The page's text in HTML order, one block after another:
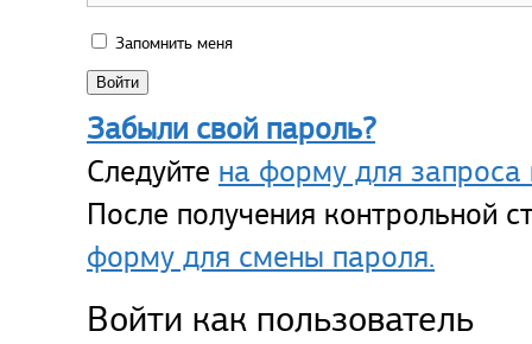
Запомнить меня
Забыли свой пароль?
Следуйте на форму для запроса
После получения контрольной
форму для смены пароля.
Войти как пользователь